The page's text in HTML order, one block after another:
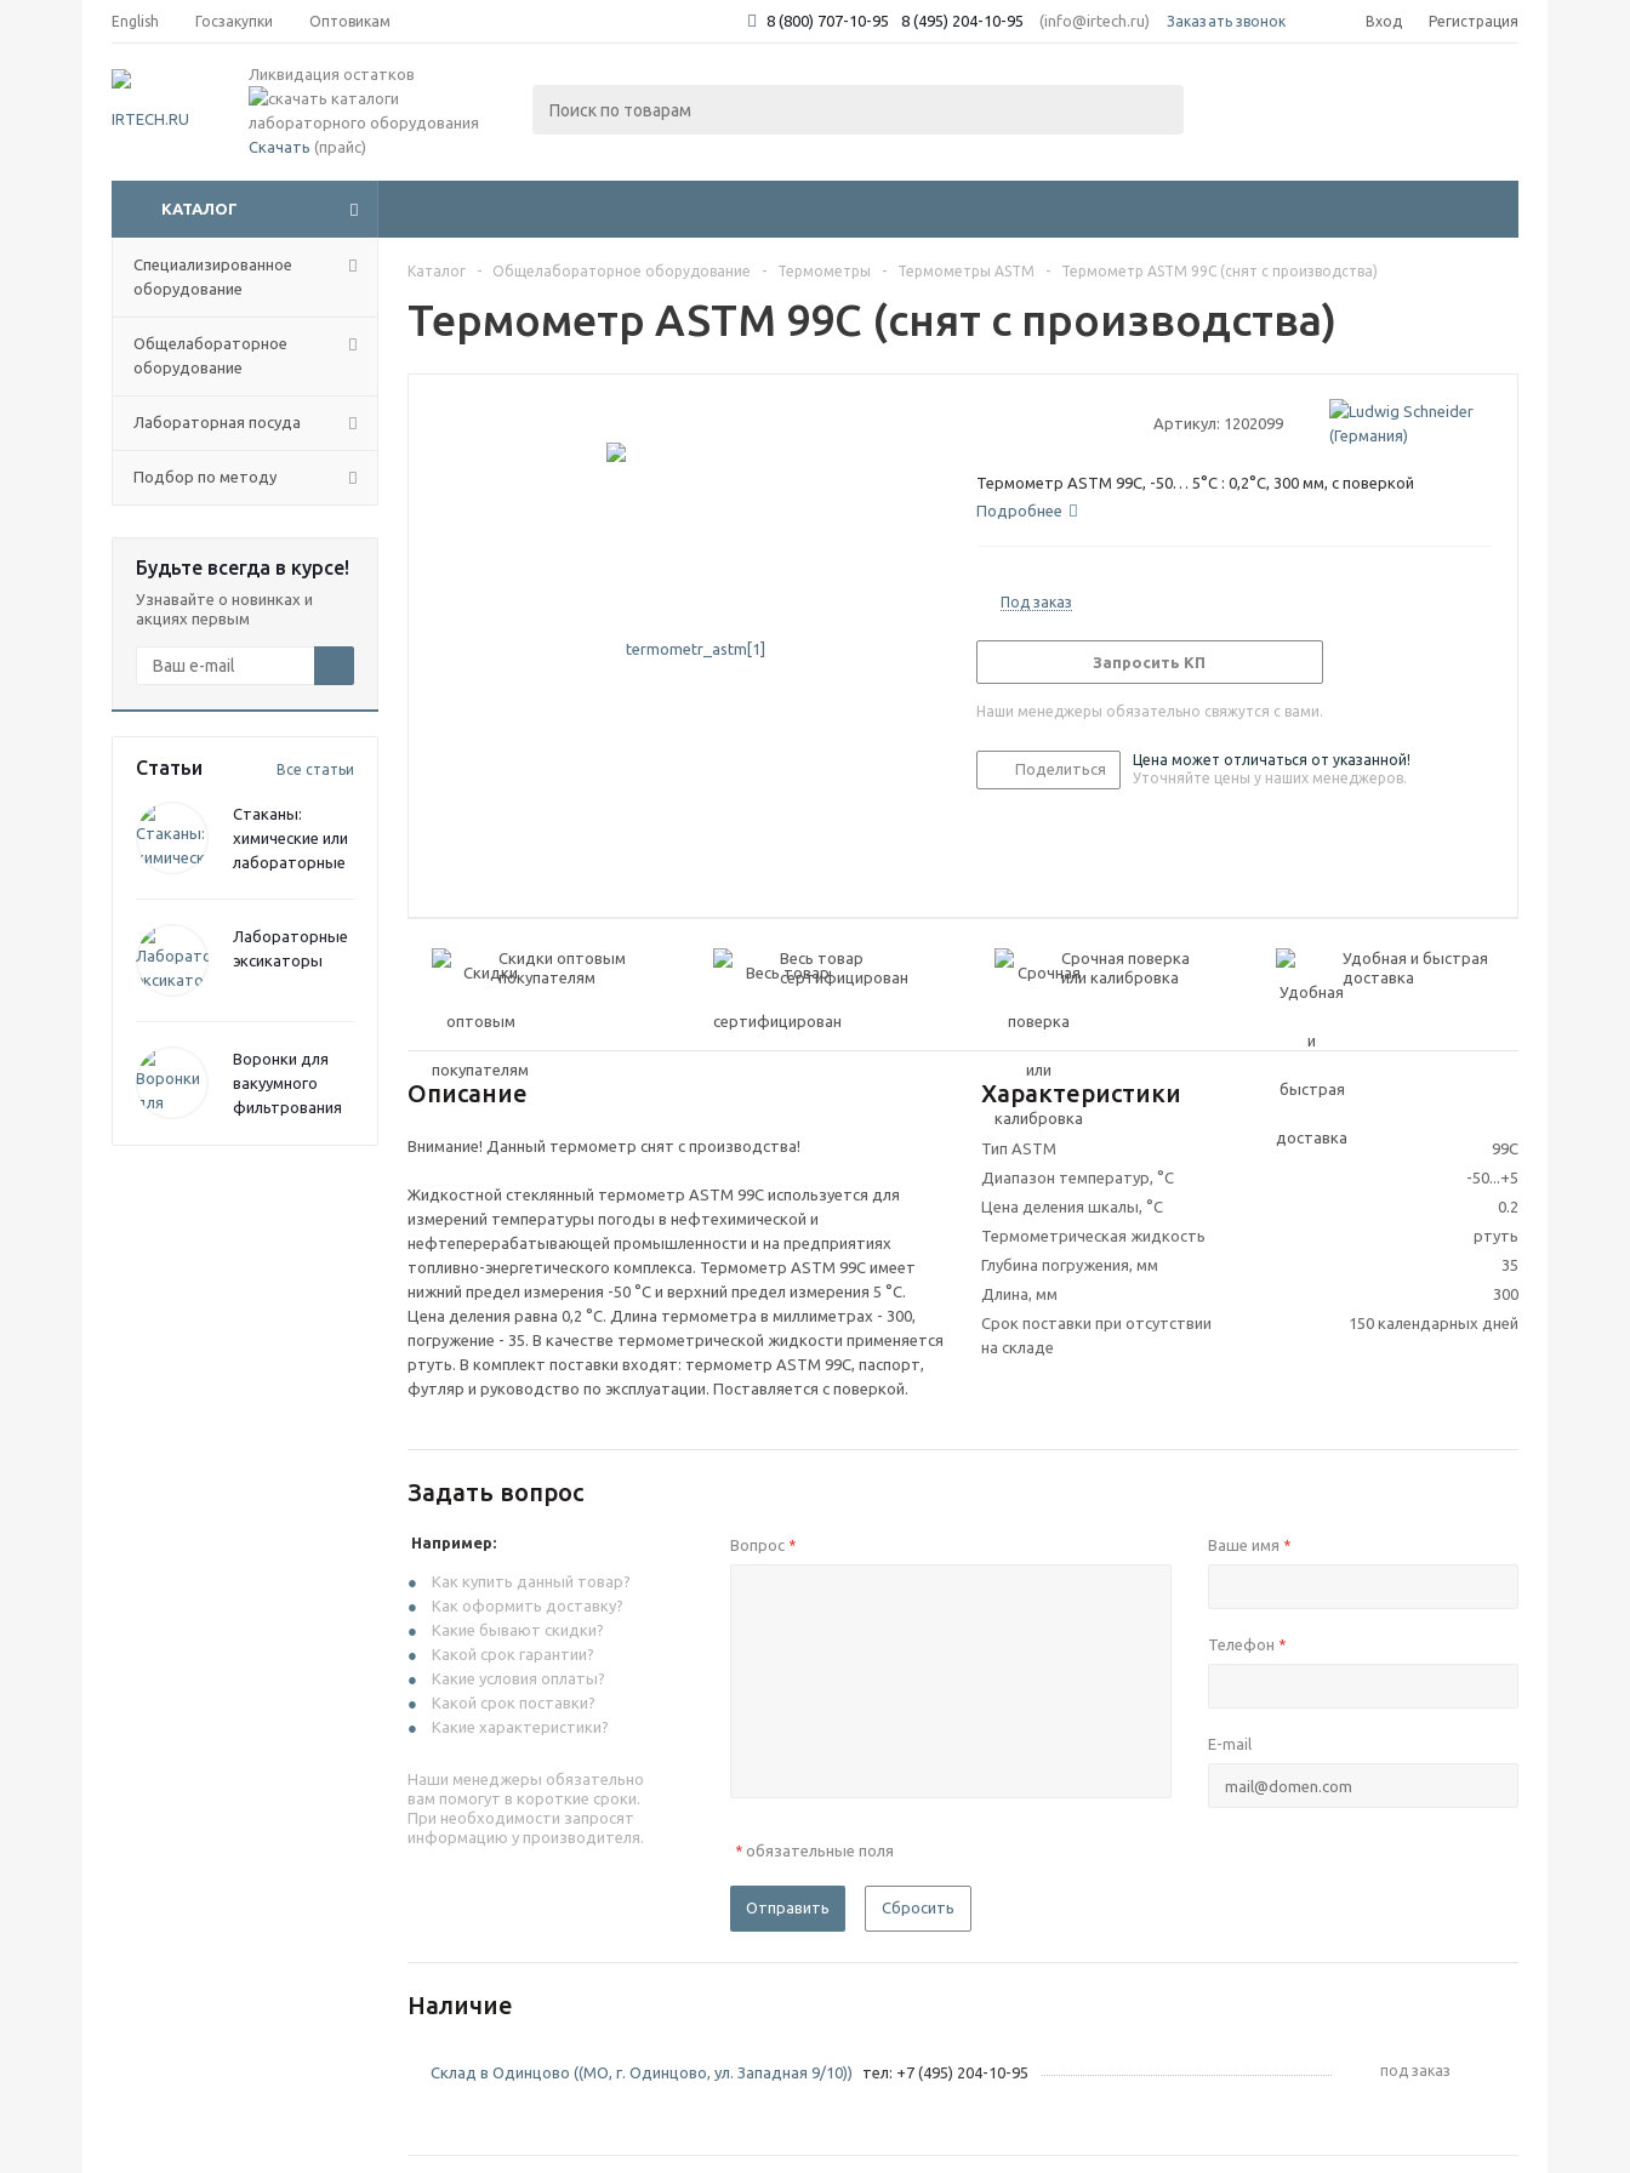
English Госзакупки Оптовикам 8 (800) 707-10-95 8 (495) 204-10-95 (info@irtech.ru) Заказать звонок Вход Регистрация
Ликвидация остатков
Скачать (прайс)
КАТАЛОГ
Специализированное
оборудование
Общелабораторное
оборудование
Лабораторная посуда
Подбор по методу
Будьте всегда в курсе!
Узнавайте о новинках и
акциях первым
Статьи Все статьи
Стаканы:
химические или
лабораторные
Лабораторные
эксикаторы
Воронки для
вакуумного
фильтрования
Каталог - Общелабораторное оборудование - Термометры - Термометры ASTM - Термометр ASTM 99C (снят с производства)
Термометр ASTM 99C (снят с производства)
Артикул: 1202099
Термометр ASTM 99C, -50… 5°C : 0,2°C, 300 мм, с поверкой
Подробнее
Под заказ
Запросить КП
Наши менеджеры обязательно свяжутся с вами.
Поделиться
Цена может отличаться от указанной!
Уточняйте цены у наших менеджеров.
Скидки оптовым
покупателям
Весь товар
сертифицирован
Срочная поверка
или калибровка
Удобная и быстрая
доставка
Описание
Внимание! Данный термометр снят с производства!
Жидкостной стеклянный термометр ASTM 99C используется для
измерений температуры погоды в нефтехимической и
нефтеперерабатывающей промышленности и на предприятиях
топливно-энергетического комплекса. Термометр ASTM 99C имеет
нижний предел измерения -50 °C и верхний предел измерения 5 °C.
Цена деления равна 0,2 °C. Длина термометра в миллиметрах - 300,
погружение - 35. В качестве термометрической жидкости применяется
ртуть. В комплект поставки входят: термометр ASTM 99C, паспорт,
футляр и руководство по эксплуатации. Поставляется с поверкой.
Характеристики
Тип ASTM
99C
Диапазон температур, °С
-50...+5
Цена деления шкалы, °С
0.2
Термометрическая жидкость
ртуть
Глубина погружения, мм
35
Длина, мм
300
Срок поставки при отсутствии
на складе
150 календарных дней
Задать вопрос
Например:
Как купить данный товар?
Как оформить доставку?
Какие бывают скидки?
Какой срок гарантии?
Какие условия оплаты?
Какой срок поставки?
Какие характеристики?
Наши менеджеры обязательно
вам помогут в короткие сроки.
При необходимости запросят
информацию у производителя.
Вопрос * Ваше имя *
Телефон *
E-mail
*обязательные поля
Отправить Сбросить
Наличие
Склад в Одинцово ((МО, г. Одинцово, ул. Западная 9/10)) тел: +7 (495) 204-10-95 Под заказ